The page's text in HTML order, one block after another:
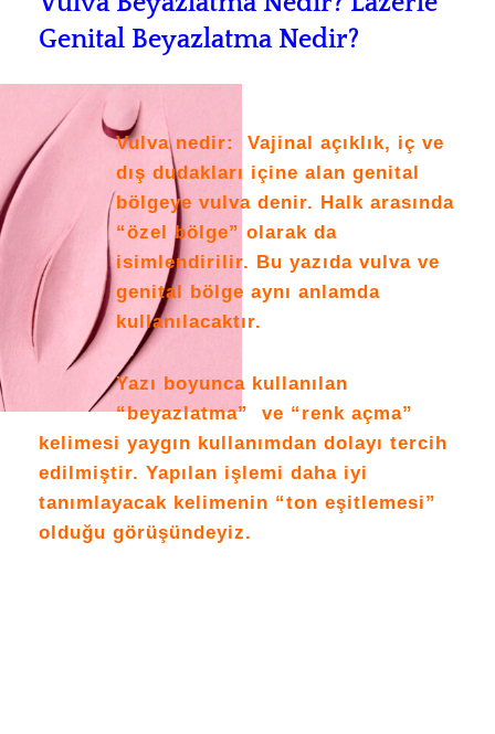
Genital Beyazlatma Nedir?
Vulva nedir: Vajinal açıklık, iç ve
dış dudakları içine alan genital
bölgeye vulva denir. Halk arasında
“özel bölge” olarak da
isimlendirilir. Bu yazıda vulva ve
genital bölge aynı anlamda
kullanılacaktır.
Yazı boyunca kullanılan
“beyazlatma” ve “renk açma”
kelimesi yaygın kullanımdan dolayı tercih
edilmiştir. Yapılan işlemi daha iyi
tanımlayacak kelimenin “ton eşitlemesi”
olduğu görüşündeyiz.